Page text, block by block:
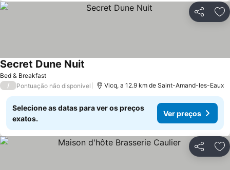
Partilhar
Bed & Breakfast
Secret Dune Nuit
/ Pontuação não disponível Vicq, a 12.9 km de Saint-Amand-les-Eaux
Selecione as datas para ver os preços
exatos.
Ver preços
Partilhar